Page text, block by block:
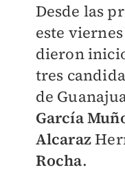
Desde las
este
dieron
tres
de
García
Alcaraz
Rocha.